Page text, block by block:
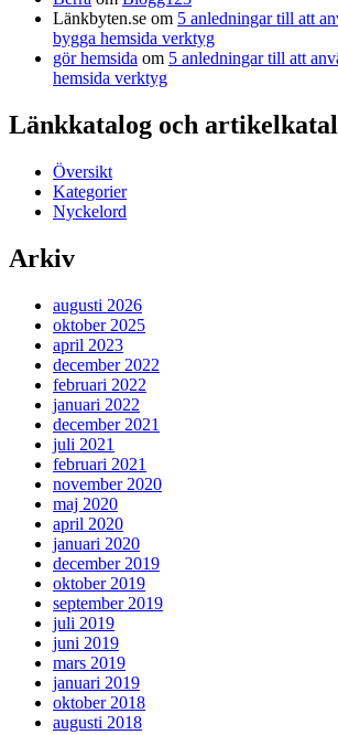
Länkbyten.se om 5 anledningar till att
bygga hemsida verktyg
gör hemsida om 5 anledningar till att
hemsida verktyg
Länkkatalog och
Översikt
Kategorier
Nyckelord
Arkiv
augusti 2026
oktober 2025
april 2023
december 2022
februari 2022
januari 2022
december 2021
juli 2021
februari 2021
november 2020
maj 2020
april 2020
januari 2020
december 2019
oktober 2019
september 2019
juli 2019
juni 2019
mars 2019
januari 2019
oktober 2018
augusti 2018